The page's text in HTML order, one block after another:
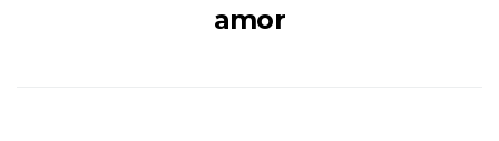
amor